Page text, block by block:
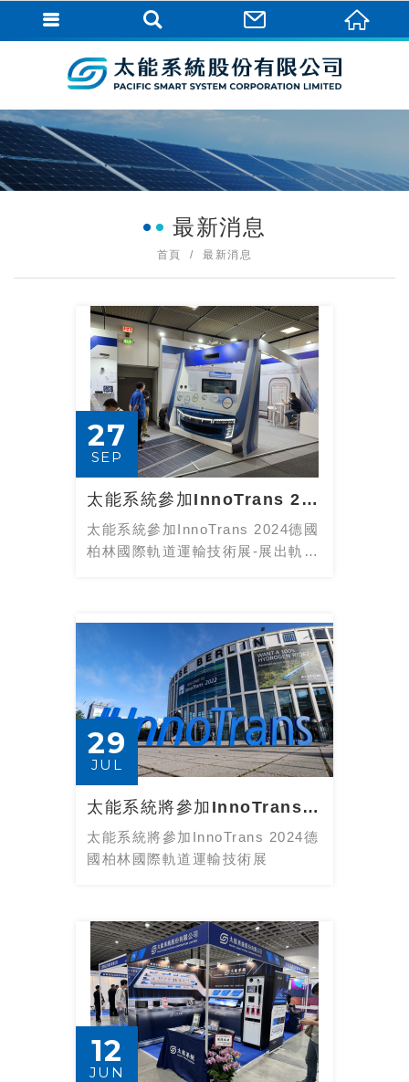
最新消息
首頁 最新消息
27
SEP
太能系統參加InnoTrans 2024德國柏林國際軌道運輸技術展-展出軌道運輸...
太能系統參加InnoTrans 2024德國
柏林國際軌道運輸技術展-展出軌道
29
JUL
太能系統將參加InnoTrans 2024德國柏林國際軌道運輸技術展
太能系統將參加InnoTrans 2024德
國柏林國際軌道運輸技術展
12
JUN